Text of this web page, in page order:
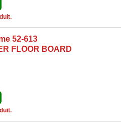
52-613
FLOOR BOARD